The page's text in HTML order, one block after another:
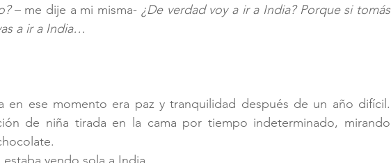
– me dije a mi misma- ¿De verdad voy a ir a India? Porque si tomás
a ir a India…
en ese momento era paz y tranquilidad después de un año difícil.
de niña tirada en la cama por tiempo indeterminado, mirando